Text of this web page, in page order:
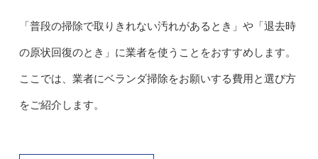
「普段の掃除で取りきれない汚れがあるとき」や「退去時
の原状回復のとき」に業者を使うことをおすすめします。
ここでは、業者にベランダ掃除をお願いする費用と選び方
をご紹介します。